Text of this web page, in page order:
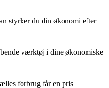
styrker du din økonomi efter
værktøj i dine økonomiske
forbrug får en pris